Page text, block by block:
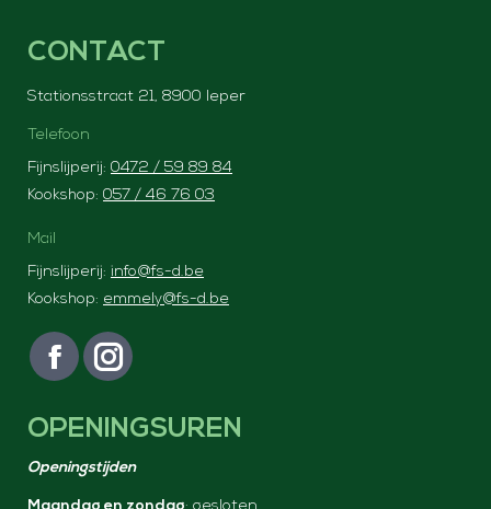
CONTACT
Stationsstraat 21, 8900 Ieper
Telefoon
Fijnslijperij: 0472 / 59 89 84
Kookshop: 057 / 46 76 03
Mail
Fijnslijperij: info@fs-d.be
Kookshop: emmely@fs-d.be
Vind ons op:
F
c
I
OPENINGSUREN
Openingstijden